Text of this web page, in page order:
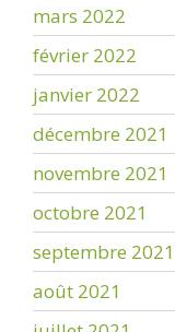
mars 2022
février 2022
janvier 2022
décembre 2021
novembre 2021
octobre 2021
septembre 2021
août 2021